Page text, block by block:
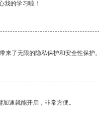
我的学习啦！
来了无限的隐私保护和安全性保护
速就能开启，非常方便。